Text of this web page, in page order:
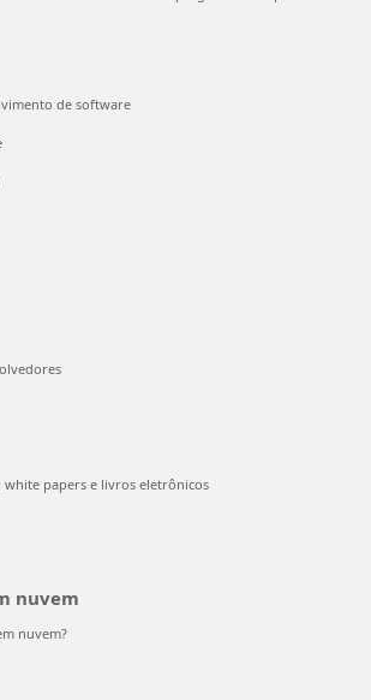
de software
white papers e livros eletrônicos
nuvem
nuvem?